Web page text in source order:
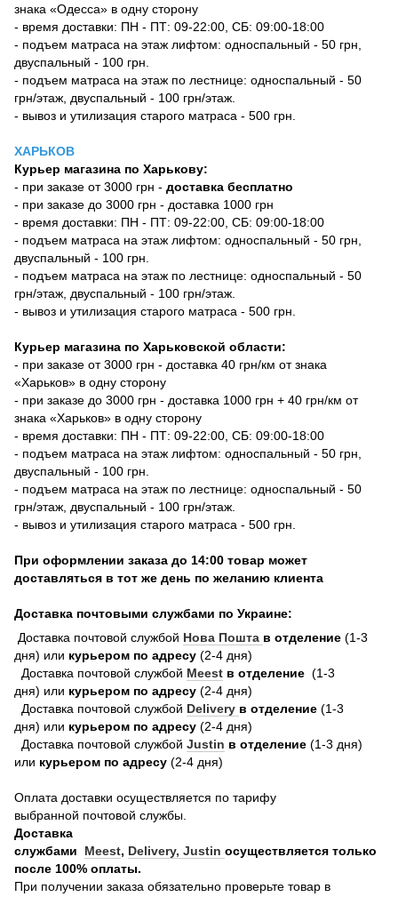
знака «Одесса» в одну сторону
- время доставки: ПН - ПТ: 09-22:00, СБ: 09:00-18:00
- подъем матраса на этаж лифтом: односпальный - 50 грн,
двуспальный - 100 грн.
- подъем матраса на этаж по лестнице: односпальный - 50
грн/этаж, двуспальный - 100 грн/этаж.
- вывоз и утилизация старого матраса - 500 грн.
ХАРЬКОВ
Курьер магазина по Харькову:
- при заказе от 3000 грн - доставка бесплатно
- при заказе до 3000 грн - доставка 1000 грн
- время доставки: ПН - ПТ: 09-22:00, СБ: 09:00-18:00
- подъем матраса на этаж лифтом: односпальный - 50 грн,
двуспальный - 100 грн.
- подъем матраса на этаж по лестнице: односпальный - 50
грн/этаж, двуспальный - 100 грн/этаж.
- вывоз и утилизация старого матраса - 500 грн.
Курьер магазина по Харьковской области:
- при заказе от 3000 грн - доставка 40 грн/км от знака
«Харьков» в одну сторону
- при заказе до 3000 грн - доставка 1000 грн + 40 грн/км от
знака «Харьков» в одну сторону
- время доставки: ПН - ПТ: 09-22:00, СБ: 09:00-18:00
- подъем матраса на этаж лифтом: односпальный - 50 грн,
двуспальный - 100 грн.
- подъем матраса на этаж по лестнице: односпальный - 50
грн/этаж, двуспальный - 100 грн/этаж.
- вывоз и утилизация старого матраса - 500 грн.
При оформлении заказа до 14:00 товар может
доставляться в тот же день по желанию клиента
Доставка почтовыми службами по Украине:
Доставка почтовой службой Нова Пошта в отделение (1-3
дня) или курьером по адресу (2-4 дня)
Доставка почтовой службой Meest в отделение (1-3
дня) или курьером по адресу (2-4 дня)
Доставка почтовой службой Delivery в отделение (1-3
дня) или курьером по адресу (2-4 дня)
Доставка почтовой службой Justin в отделение (1-3 дня)
или курьером по адресу (2-4 дня)
Оплата доставки осуществляется по тарифу
выбранной почтовой службы.
Доставка
службами
Meest, Delivery, Justin осуществляется только
после 100% оплаты.
При получении заказа обязательно проверьте товар в